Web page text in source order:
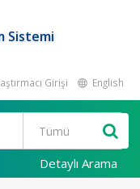
Sistemi
Girişi English
Detaylı Arama